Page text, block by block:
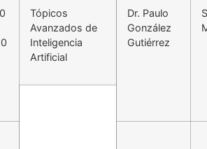
Tópicos
Avanzados de
Inteligencia
Artificial
Dr. Paulo
González
Gutiérrez